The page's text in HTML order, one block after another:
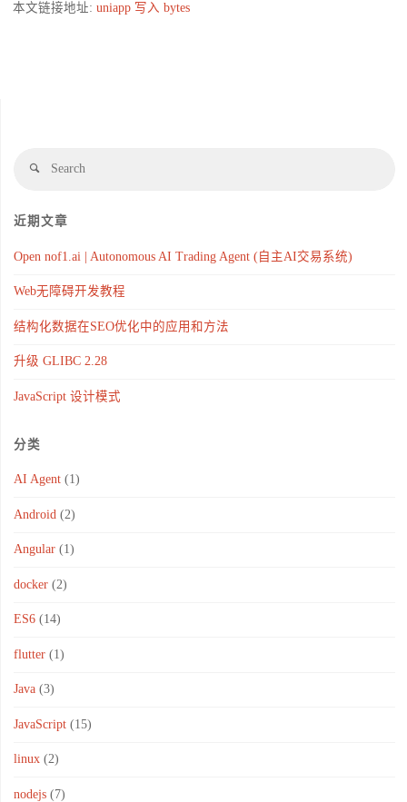
本文链接地址: uniapp 写入 bytes
近期文章
Open nof1.ai | Autonomous AI Trading Agent (自主AI交易系统)
Web无障碍开发教程
结构化数据在SEO优化中的应用和方法
升级 GLIBC 2.28
JavaScript 设计模式
分类
AI Agent(1)
Android (2)
Angular(1)
docker(2)
ES6(14)
flutter(1)
Java(3)
JavaScript(15)
linux(2)
nodejs(7)